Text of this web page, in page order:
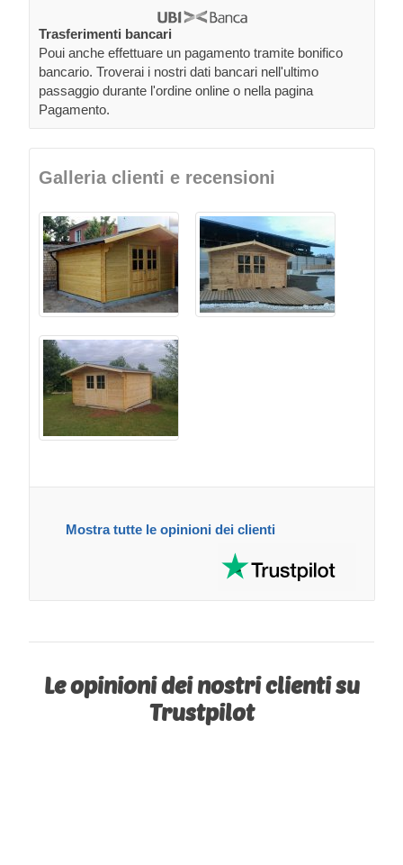
Trasferimenti bancari
Poui anche effettuare un pagamento tramite bonifico
bancario. Troverai i nostri dati bancari nell'ultimo
passaggio durante l'ordine online o nella pagina
Pagamento.
Galleria clienti e recensioni
Mostra tutte le opinioni dei clienti
Le opinioni dei nostri clienti su
Trustpilot